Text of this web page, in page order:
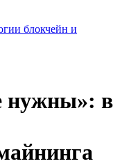
блокчейн и
нужны»: в